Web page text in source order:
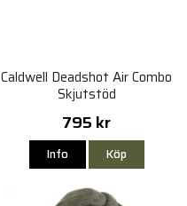
Caldwell Deadshot Air Combo
Skjutstöd
795 kr
Info Köp